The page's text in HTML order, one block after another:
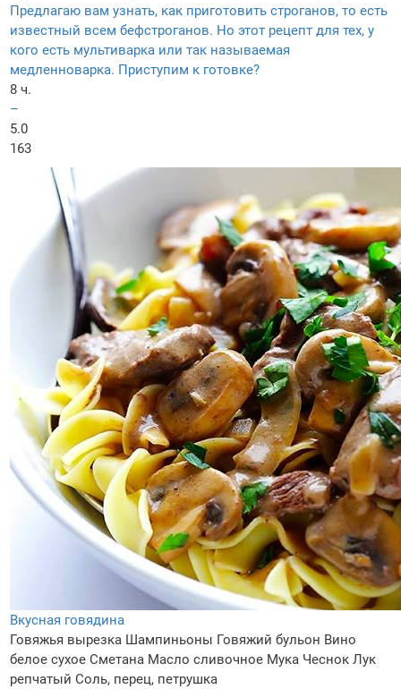
Предлагаю вам узнать, как приготовить строганов, то есть
известный всем бефстроганов. Но этот рецепт для тех, у
кого есть мультиварка или так называемая
медленноварка. Приступим к готовке?
8 ч.
–
5.0
163
Вкусная говядина
Говяжья вырезка Шампиньоны Говяжий бульон Вино
белое сухое Сметана Масло сливочное Мука Чеснок Лук
репчатый Соль, перец, петрушка